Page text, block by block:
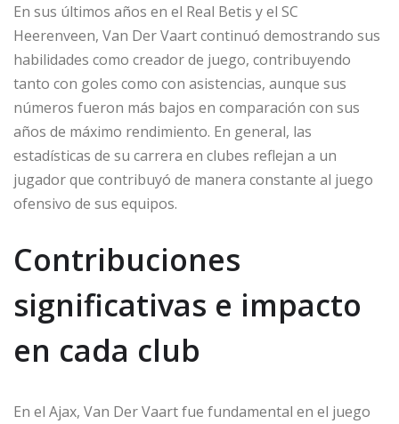
En sus últimos años en el Real Betis y el SC
Heerenveen, Van Der Vaart continuó demostrando sus
habilidades como creador de juego, contribuyendo
tanto con goles como con asistencias, aunque sus
números fueron más bajos en comparación con sus
años de máximo rendimiento. En general, las
estadísticas de su carrera en clubes reflejan a un
jugador que contribuyó de manera constante al juego
ofensivo de sus equipos.
Contribuciones
significativas e impacto
en cada club
En el Ajax, Van Der Vaart fue fundamental en el juego